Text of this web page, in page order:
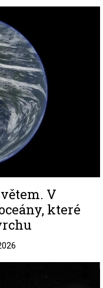
V
které